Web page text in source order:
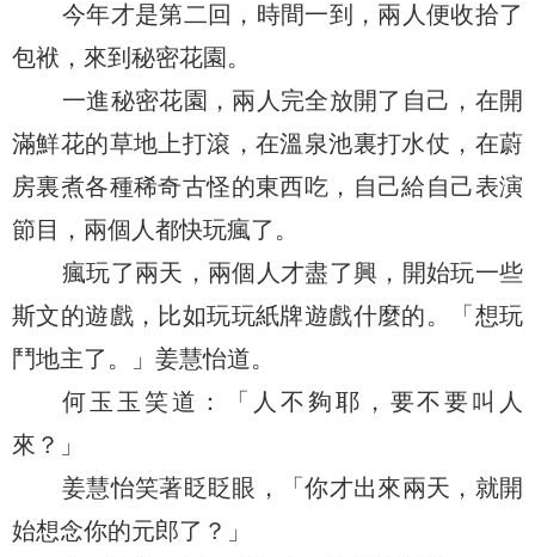
今年才是第二回，時間一到，兩人便收拾了
包袱，來到秘密花園。
一進秘密花園，兩人完全放開了自己，在開
滿鮮花的草地上打滾，在溫泉池裏打水仗，在蔚
房裏煮各種稀奇古怪的東西吃，自己給自己表演
節目，兩個人都快玩瘋了。
瘋玩了兩天，兩個人才盡了興，開始玩一些
斯文的遊戲，比如玩玩紙牌遊戲什麼的。「想玩
鬥地主了。」姜慧怡道。
何玉玉笑道：「人不夠耶，要不要叫人
來？」
姜慧怡笑著眨眨眼，「你才出來兩天，就開
始想念你的元郎了？」